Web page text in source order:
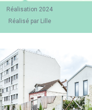
Réalisation 2024
Réalisé par Lille